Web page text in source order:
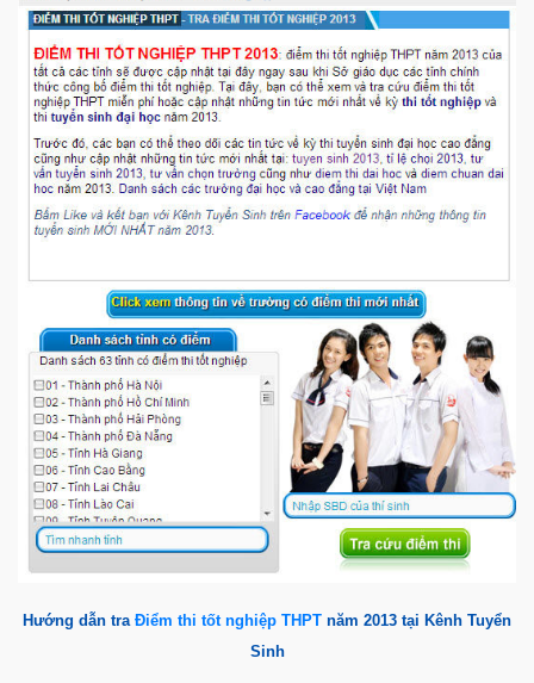
Hướng dẫn tra Điểm thi tốt nghiệp THPT năm 2013 tại Kênh Tuyển
Sinh